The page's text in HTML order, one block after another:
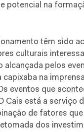
potencial na
têm sido
culturais
alcançada pelos
na
eventos que
Cais está a serviço
de fatores
dos